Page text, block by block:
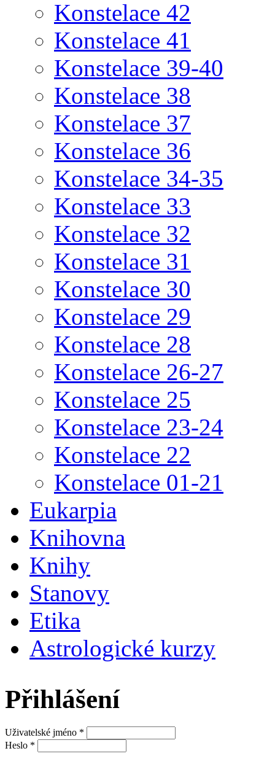
Konstelace 42
Konstelace 41
Konstelace 39-40
Konstelace 38
Konstelace 37
Konstelace 36
Konstelace 34-35
Konstelace 33
Konstelace 32
Konstelace 31
Konstelace 30
Konstelace 29
Konstelace 28
Konstelace 26-27
Konstelace 25
Konstelace 23-24
Konstelace 22
Konstelace 01-21
Eukarpia
Knihovna
Knihy
Stanovy
Etika
Astrologické kurzy
Přihlášení
Uživatelské jméno *
Heslo *